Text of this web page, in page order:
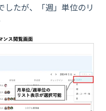
したが、「週」単位のリ